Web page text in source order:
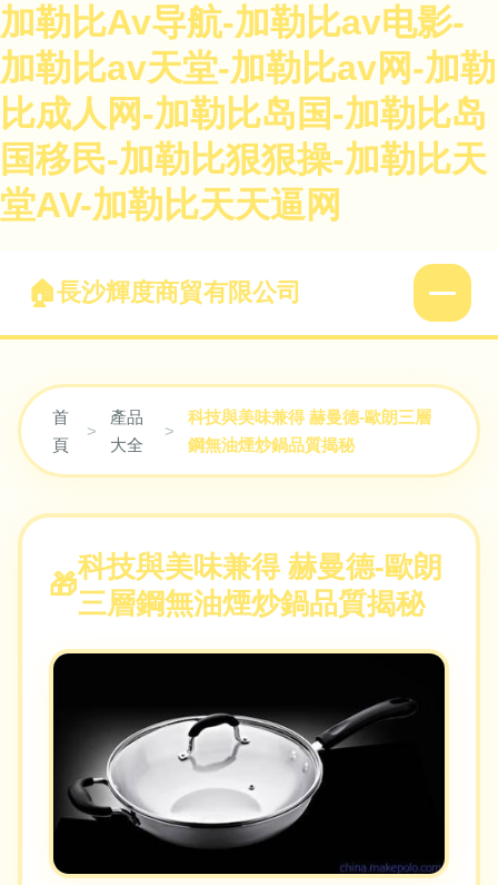
加勒比Av导航-加勒比av电影-
加勒比av天堂-加勒比av网-加勒
比成人网-加勒比岛国-加勒比岛
国移民-加勒比狠狠操-加勒比天
堂AV-加勒比天天逼网
長沙輝度商貿有限公司
首
頁
>
產品
大全
>
科技與美味兼得 赫曼德-歐朗三層
鋼無油煙炒鍋品質揭秘
科技與美味兼得 赫曼德-歐朗
三層鋼無油煙炒鍋品質揭秘